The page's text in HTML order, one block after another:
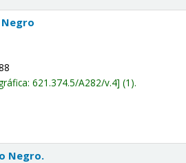
Negro
621.374.5/A282/v.4 (1).
Negro.